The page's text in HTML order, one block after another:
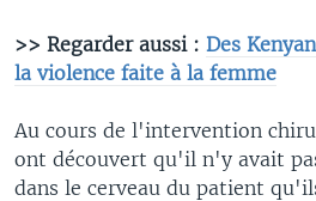
>> Regarder aussi : Des
la violence faite à la femme
Au cours de l'intervention
ont découvert qu'il n'y avait
dans le cerveau du patient